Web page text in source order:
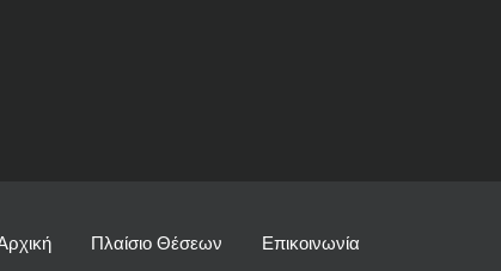
Πλαίσιο Θέσεων Επικοινωνία